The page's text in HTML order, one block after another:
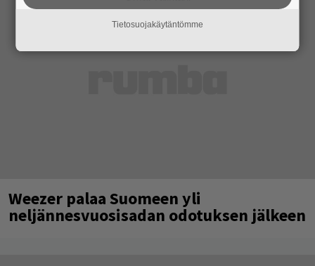
Weezer palaa Suomeen yli
neljännesvuosisadan odotuksen jälkeen
Tietosuojakäytäntömme